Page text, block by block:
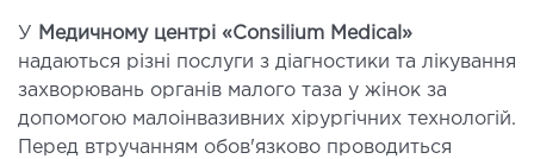
хірургія тіла
урологія
І ДЕРМАТОЛОГІЯ
У
Медичному центрі «Consilium Medical»
надаються різні послуги з діагностики та лікування
захворювань органів малого таза у жінок за
допомогою малоінвазивних хірургічних технологій.
Перед втручанням обов'язково проводиться